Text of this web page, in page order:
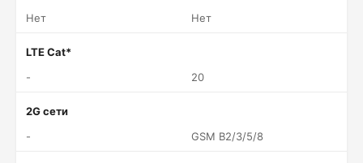
Нет
Нет
LTE Cat*
-
20
2G сети
-
GSM B2/3/5/8